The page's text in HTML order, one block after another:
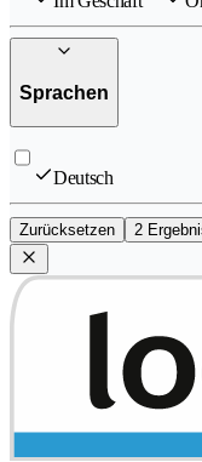
Sprachen
Deutsch
Zurücksetzen 2